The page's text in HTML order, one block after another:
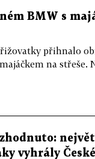
BMW s
přihnalo
na střeše.
vyhrály